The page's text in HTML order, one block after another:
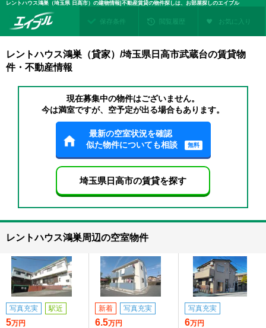
レントハウス鴻巣（埼玉県 日高市）の建物情報|不動産賃貸の物件探しは、お部屋探しのエイブル
保存条件 閲覧履歴 お気に入り
レントハウス鴻巣（貸家）/埼玉県日高市武蔵台の賃貸物
件・不動産情報
現在募集中の物件はございません。
今は満室ですが、空予定が出る場合もあります。
最新の空室状況を確認
似た物件についても相談
無料
埼玉県日高市の賃貸を探す
レントハウス鴻巣周辺の空室物件
写真充実 駅近
5万円
新着 写真充実
6.5万円
写真充実
6万円